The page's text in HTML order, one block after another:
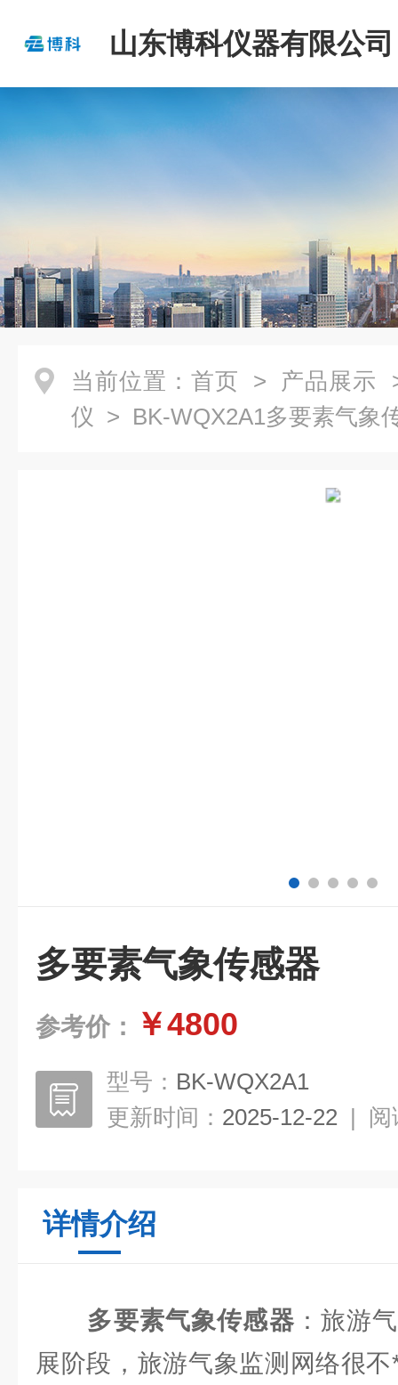
山东博科仪器有限公司
当前位置： 首页 > 产品展示
仪 > BK-WQX2A1多要素气象
多要素气象传感器
参考价： ￥4800
型号： BK-WQX2A1
更新时间： 2025-12-22 | 阅
详情介绍
多要素气象传感器 ：旅游
展阶段，旅游气象监测网络很